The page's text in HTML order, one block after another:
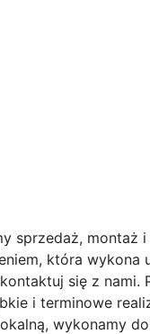
sprzedaż, montaż
która wykona
się z nami.
i terminowe
wykonamy